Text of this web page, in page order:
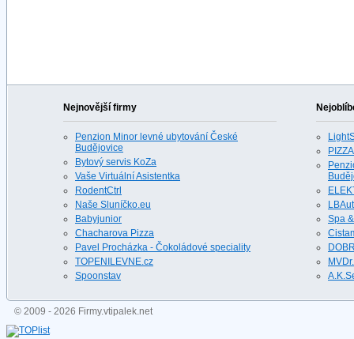
Nejnovější firmy
Penzion Minor levné ubytování České
Budějovice
Bytový servis KoZa
Vaše Virtuální Asistentka
RodentCtrl
Naše Sluníčko.eu
Babyjunior
Chacharova Pizza
Pavel Procházka - Čokoládové speciality
TOPENILEVNE.cz
Spoonstav
Spa
© 2009 - 2026 Firmy.vtipalek.net